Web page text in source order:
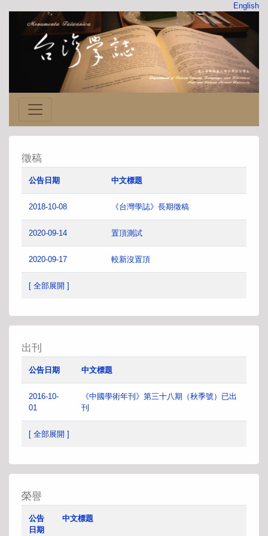
English
徵稿
公告日期 中文標題
2018-10-08 《台灣學誌》長期徵稿
2020-09-14 置頂測試
2020-09-17 較新沒置頂
[ 全部展開 ]
出刊
公告日期 中文標題
2016-10-
01
《中國學術年刊》第三十八期（秋季號）已出
刊
[ 全部展開 ]
榮譽
公告
日期
中文標題